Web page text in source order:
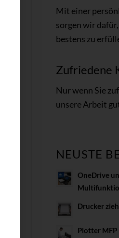
Mit einer
sorgen wir
bestens zu
Zufriedene
Nur wenn Sie
unsere Arbeit
NEUSTE
OneDrive
Drucker
Plotter